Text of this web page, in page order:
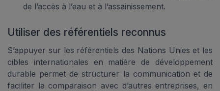
de l’accès à l’eau et à l’assainissement.
Utiliser des référentiels reconnus
S’appuyer sur les référentiels des Nations Unies et les
cibles internationales en matière de développement
durable permet de structurer la communication et de
faciliter la comparaison avec d’autres entreprises, en